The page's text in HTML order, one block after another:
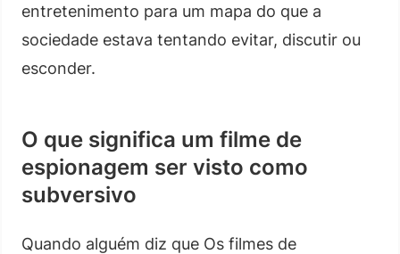
entretenimento para um mapa do que a
sociedade estava tentando evitar, discutir ou
esconder.
O que significa um filme de
espionagem ser visto como
subversivo
Quando alguém diz que Os filmes de